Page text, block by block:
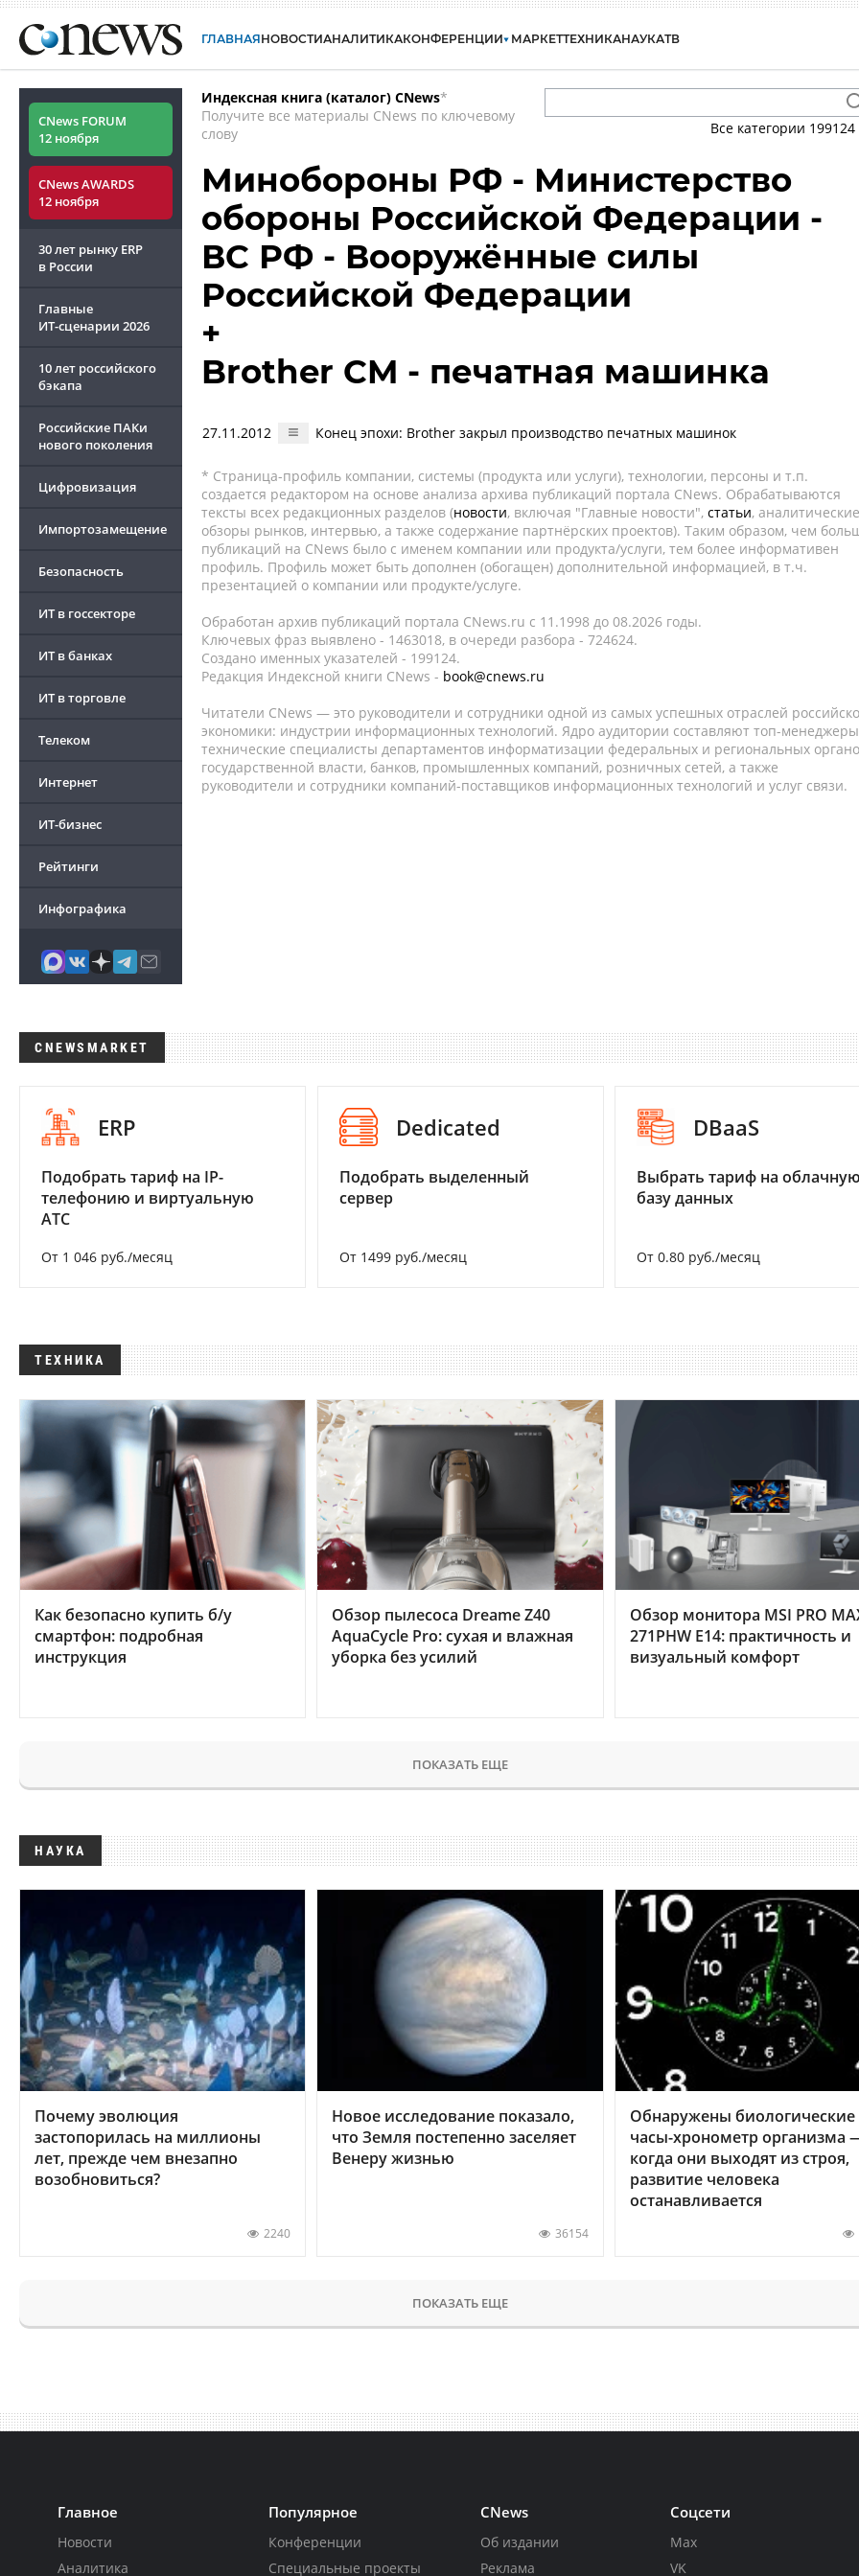
ГЛАВНАЯНОВОСТИАНАЛИТИКАКОНФЕРЕНЦИИ МАРКЕТТЕХНИКАНАУКАТВ
CNews FORUM
12 ноября
CNews AWARDS
12 ноября
30 лет рынку ERP
в России
Главные
ИТ-сценарии 2026
10 лет российского
бэкапа
Российские ПАКи
нового поколения
Цифровизация
Импортозамещение
Безопасность
ИТ в госсекторе
ИТ в банках
ИТ в торговле
Телеком
Интернет
ИТ-бизнес
Рейтинги
Инфографика
Индексная книга (каталог) CNews*
Получите все материалы CNews по ключевому
слову
Все категории 199124
Минобороны РФ - Министерство
обороны Российской Федерации -
ВС РФ - Вооружённые силы
Российской Федерации
+
Brother CM - печатная машинка
27.11.2012 Конец эпохи: Brother закрыл производство печатных машинок
* Страница-профиль компании, системы (продукта или услуги), технологии, персоны и т.п.
создается редактором на основе анализа архива публикаций портала CNews. Обрабатываются
тексты всех редакционных разделов (новости, включая "Главные новости", статьи, аналитические
обзоры рынков, интервью, а также содержание партнёрских проектов). Таким образом, чем
публикаций на CNews было с именем компании или продукта/услуги, тем более информативен
профиль. Профиль может быть дополнен (обогащен) дополнительной информацией, в т.ч.
презентацией о компании или продукте/услуге.
Обработан архив публикаций портала CNews.ru c 11.1998 до 08.2026 годы.
Ключевых фраз выявлено - 1463018, в очереди разбора - 724624.
Создано именных указателей - 199124.
Редакция Индексной книги CNews - book@cnews.ru
Читатели CNews — это руководители и сотрудники одной из самых успешных отраслей
экономики: индустрии информационных технологий. Ядро аудитории составляют топ-
технические специалисты департаментов информатизации федеральных и региональных
государственной власти, банков, промышленных компаний, розничных сетей, а также
руководители и сотрудники компаний-поставщиков информационных технологий и услуг связи.
CNEWSMARKET
ERP
Подобрать тариф на IP-
телефонию и виртуальную
АТС
От 1 046 руб./месяц
Dedicated
Подобрать выделенный
сервер
От 1499 руб./месяц
DBaaS
Выбрать тариф на
базу данных
От 0.80 руб./месяц
ТЕХНИКА
Как безопасно купить б/у
смартфон: подробная
инструкция
Обзор пылесоса Dreame Z40
AquaCycle Pro: сухая и влажная
уборка без усилий
Обзор монитора MSI PRO
271PHW E14: практичность и
визуальный комфорт
ПОКАЗАТЬ ЕЩЕ
НАУКА
Почему эволюция
застопорилась на миллионы
лет, прежде чем внезапно
возобновиться?
2240
Новое исследование показало,
что Земля постепенно заселяет
Венеру жизнью
36154
Обнаружены биологические
часы-хронометр организма
когда они выходят из строя,
развитие человека
останавливается
ПОКАЗАТЬ ЕЩЕ
Главное
Новости
Аналитика
Популярное
Конференции
Специальные проекты
CNews
Об издании
Реклама
Соцсети
Max
VK